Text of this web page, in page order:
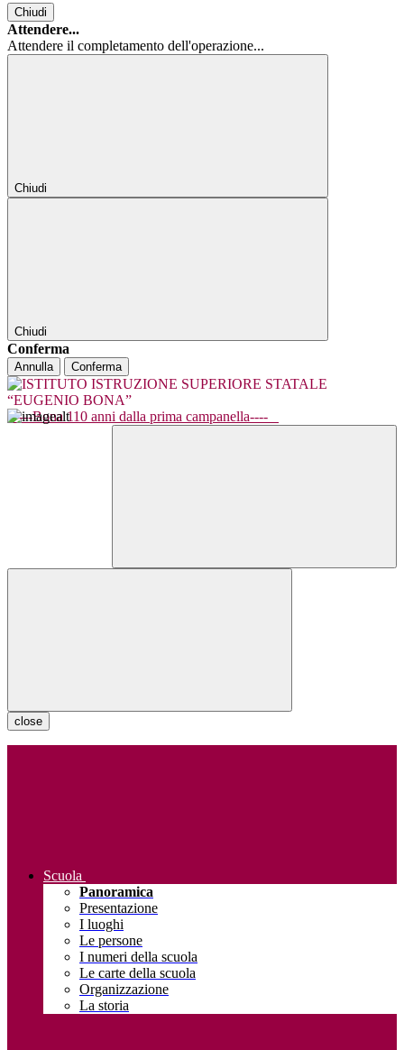
Chiudi
Attendere...
Attendere il completamento dell'operazione...
Chiudi
Chiudi
Conferma
Annulla Conferma
----Bona 110 anni dalla prima campanella----
close
Scuola
Panoramica
Presentazione
I luoghi
Le persone
I numeri della scuola
Le carte della scuola
Organizzazione
La storia